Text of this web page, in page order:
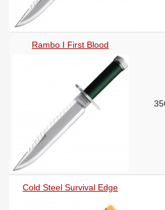
Rambo I First Blood
Cold Steel Survival Edge